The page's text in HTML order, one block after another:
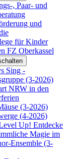
, Paar- und
und
für Kinder
FZ Oberkassel
Sing -
(3-2026)
NRW in den
(3-2026)
(4-2026)
Up! Entdecke
Magie im
Ensemble (3-